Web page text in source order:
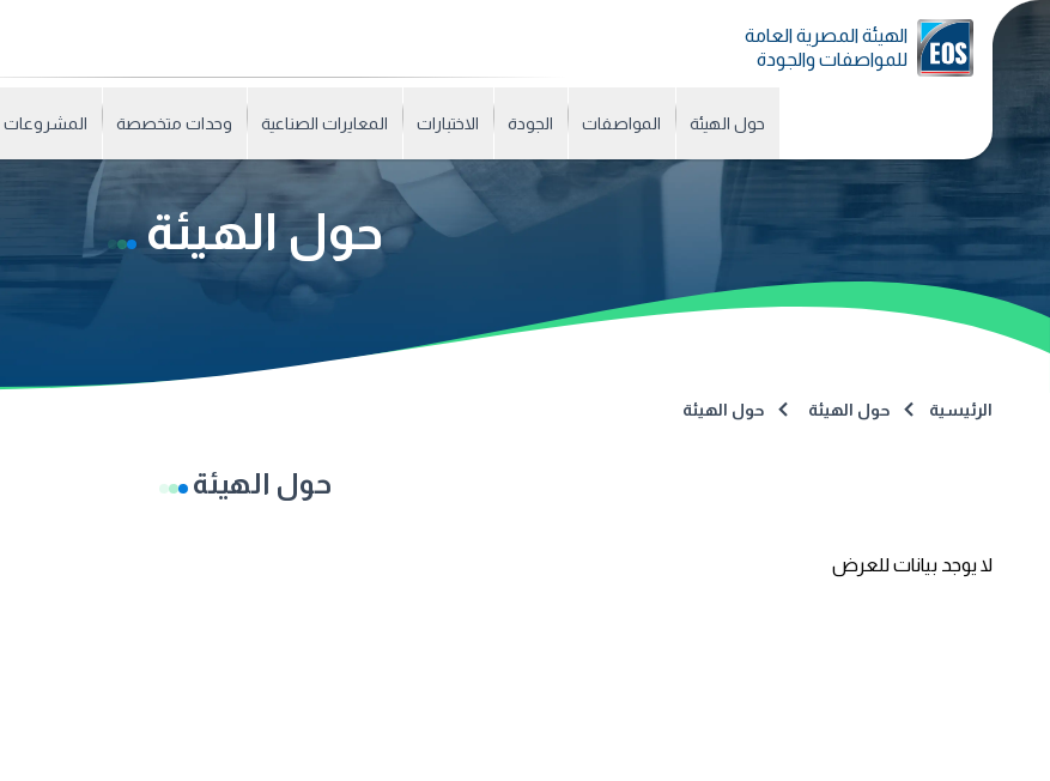
الهيئة المصرية العامة
للمواصفات والجودة
حول الهيئة المواصفات الجودة الاختبارات المعايرات الصناعية وحدات متخصصة المشروعات
حول الهيئة
الرئيسية حول الهيئة حول الهيئة
حول الهيئة
لا يوجد بيانات للعرض